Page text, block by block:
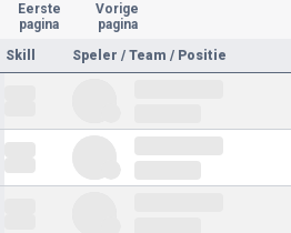
Eerste
pagina
Vorige
pagina
Skill
Speler / Team / Positie